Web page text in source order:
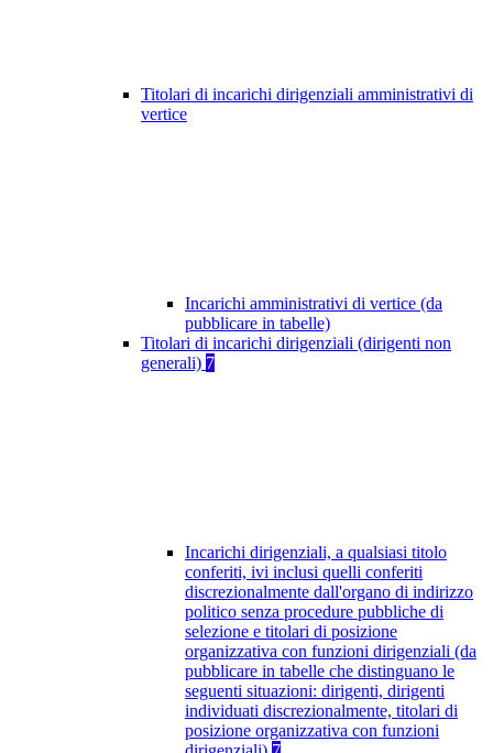
Titolari di incarichi dirigenziali amministrativi di
vertice
Incarichi amministrativi di vertice (da
pubblicare in tabelle)
Titolari di incarichi dirigenziali (dirigenti non
generali) 7
Incarichi dirigenziali, a qualsiasi titolo
conferiti, ivi inclusi quelli conferiti
discrezionalmente dall'organo di indirizzo
politico senza procedure pubbliche di
selezione e titolari di posizione
organizzativa con funzioni dirigenziali (da
pubblicare in tabelle che distinguano le
seguenti situazioni: dirigenti, dirigenti
individuati discrezionalmente, titolari di
posizione organizzativa con funzioni